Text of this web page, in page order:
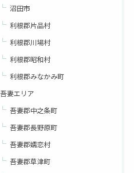
沼田市
利根郡片品村
利根郡川場村
利根郡昭和村
利根郡みなかみ町
吾妻エリア
吾妻郡中之条町
吾妻郡長野原町
吾妻郡嬬恋村
吾妻郡草津町